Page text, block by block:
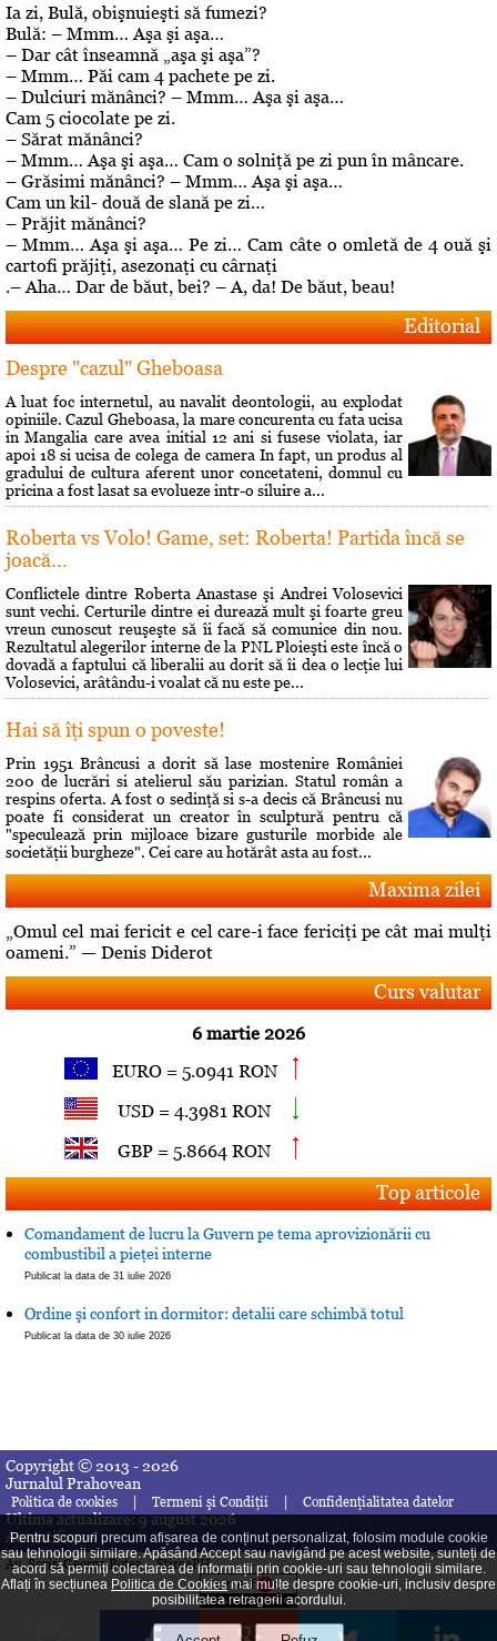
Ia zi, Bulă, obişnuieşti să fumezi?
Bulă: – Mmm… Aşa şi aşa…
– Dar cât înseamnă „aşa şi aşa”?
– Mmm… Păi cam 4 pachete pe zi.
– Dulciuri mănânci? – Mmm… Aşa şi aşa…
Cam 5 ciocolate pe zi.
– Sărat mănânci?
– Mmm… Aşa şi aşa… Cam o solniţă pe zi pun în mâncare.
– Grăsimi mănânci? – Mmm… Aşa şi aşa…
Cam un kil- două de slană pe zi…
– Prăjit mănânci?
– Mmm… Aşa şi aşa… Pe zi… Cam câte o omletă de 4 ouă şi
cartofi prăjiţi, asezonaţi cu cârnaţi
.– Aha… Dar de băut, bei? – A, da! De băut, beau!
Editorial
Despre "cazul" Gheboasa
A luat foc internetul, au navalit deontologii, au explodat
opiniile. Cazul Gheboasa, la mare concurenta cu fata ucisa
in Mangalia care avea initial 12 ani si fusese violata, iar
apoi 18 si ucisa de colega de camera In fapt, un produs al
gradului de cultura aferent unor concetateni, domnul cu
pricina a fost lasat sa evolueze intr-o siluire a...
Roberta vs Volo! Game, set: Roberta! Partida încă se
joacă...
Conflictele dintre Roberta Anastase şi Andrei Volosevici
sunt vechi. Certurile dintre ei durează mult şi foarte greu
vreun cunoscut reuşeşte să îi facă să comunice din nou.
Rezultatul alegerilor interne de la PNL Ploieşti este încă o
dovadă a faptului că liberalii au dorit să îi dea o lecţie lui
Volosevici, arâtându-i voalat că nu este pe...
Hai să îţi spun o poveste!
Prin 1951 Brâncusi a dorit să lase mostenire României
200 de lucrări si atelierul său parizian. Statul român a
respins oferta. A fost o sedinţă si s-a decis că Brâncusi nu
poate fi considerat un creator în sculptură pentru că
"speculează prin mijloace bizare gusturile morbide ale
societăţii burgheze". Cei care au hotărât asta au fost...
Maxima zilei
„Omul cel mai fericit e cel care-i face fericiţi pe cât mai mulţi
oameni.” — Denis Diderot
Curs valutar
6 martie 2026
EURO = 5.0941 RON
USD = 4.3981 RON
GBP = 5.8664 RON
Top articole
Comandament de lucru la Guvern pe tema aprovizionării cu
combustibil a pieţei interne
Publicat la data de 31 iulie 2026
Ordine şi confort in dormitor: detalii care schimbă totul
Publicat la data de 30 iulie 2026
Copyright © 2013 - 2026
Jurnalul Prahovean
Politica de cookies | Termeni şi Condiţii | Confidenţialitatea datelor
Ultima actualizare: 9 august 2026
Autentificare
Av. Sorin George Botez StireaPH
Pentru scopuri precum afișarea de conținut personalizat, folosim module cookie
sau tehnologii similare. Apăsând Accept sau navigând pe acest website, sunteți de
acord să permiți colectarea de informații prin cookie-uri sau tehnologii similare.
Aflați în secțiunea Politica de Cookiesmai multe despre cookie-uri, inclusiv despre
posibilitatea retragerii acordului.